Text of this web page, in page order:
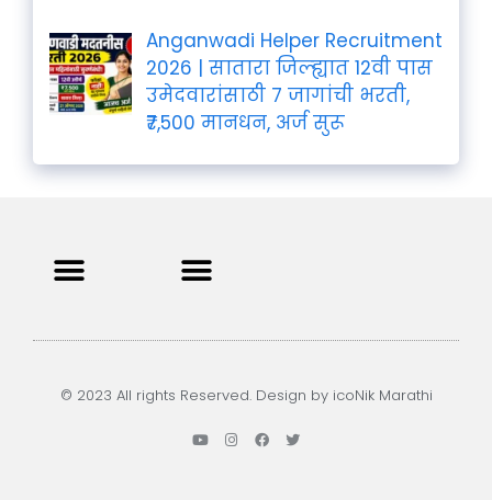
Anganwadi Helper Recruitment
2026 | सातारा जिल्ह्यात 12वी पास
उमेदवारांसाठी 7 जागांची भरती,
₹7,500 मानधन, अर्ज सुरू
© 2023 All rights Reserved. Design by icoNik Marathi